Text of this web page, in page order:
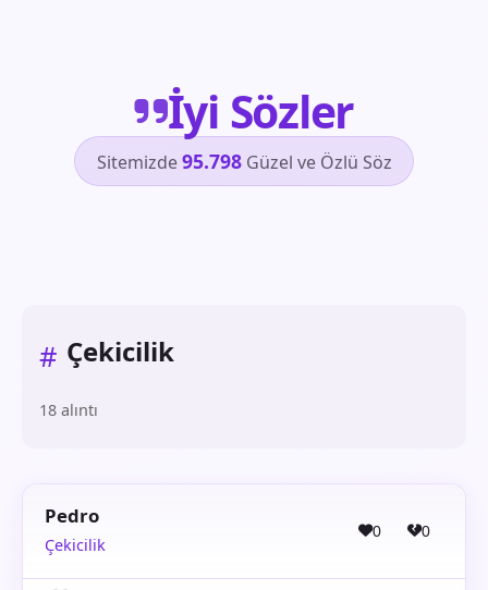
İyi Sözler
Sitemizde95.798Güzel ve Özlü Söz
# Çekicilik
18 alıntı
Pedro
Çekicilik
0 0